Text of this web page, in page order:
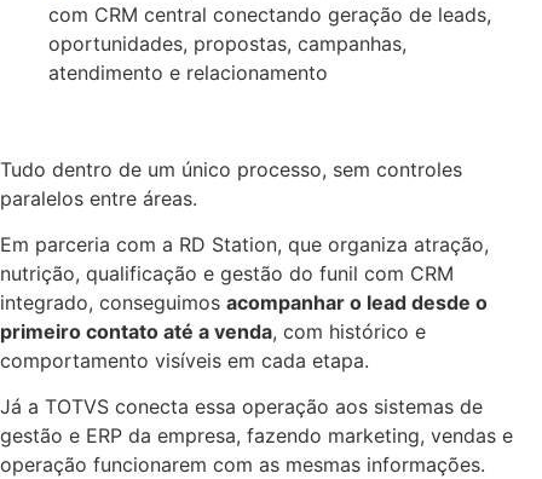
Tudo dentro de um único processo, sem controles
paralelos entre áreas.
Em parceria com a RD Station, que organiza atração,
nutrição, qualificação e gestão do funil com CRM
integrado, conseguimos acompanhar o lead desde o
primeiro contato até a venda, com histórico e
comportamento visíveis em cada etapa.
Já a TOTVS conecta essa operação aos sistemas de
gestão e ERP da empresa, fazendo marketing, vendas e
operação funcionarem com as mesmas informações.